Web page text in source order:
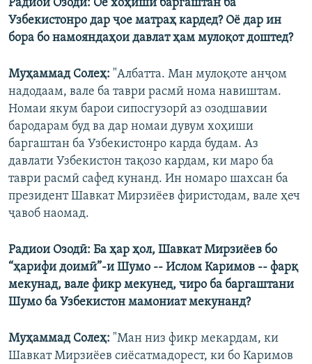
Радиои Озодӣ: Оё хоҳиши баргаштан ба
Узбекистонро дар ҷое матраҳ кардед? Оё дар ин
бора бо намояндаҳои давлат ҳам мулоқот доштед?
Муҳаммад Солеҳ: "Албатта. Ман мулоқоте анҷом
надодаам, вале ба таври расмӣ нома навиштам.
Номаи якум барои сипосгузорӣ аз озодшавии
бародарам буд ва дар номаи дувум хоҳиши
баргаштан ба Узбекистонро карда будам. Аз
давлати Узбекистон тақозо кардам, ки маро ба
таври расмӣ сафед кунанд. Ин номаро шахсан ба
президент Шавкат Мирзиёев фиристодам, вале ҳеч
ҷавоб наомад.
Радиои Озодӣ: Ба ҳар ҳол, Шавкат Мирзиёев бо
“ҳарифи доимӣ”-и Шумо -- Ислом Каримов -- фарқ
мекунад, вале фикр мекунед, чиро ба баргаштани
Шумо ба Узбекистон мамониат мекунанд?
Муҳаммад Солеҳ: "Ман низ фикр мекардам, ки
Шавкат Мирзиёев сиёсатмадорест, ки бо Каримов